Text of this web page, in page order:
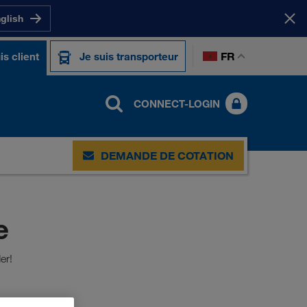
client Je suis transporteur FR
CONNECT-LOGIN
DEMANDE DE COTATION